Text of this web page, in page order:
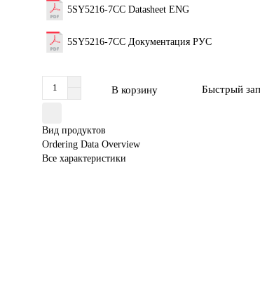
5SY5216-7CC Datasheet ENG
5SY5216-7CC Документация РУС
В корзину Быстрый
Вид продуктов
Ordering Data Overview
Все характеристики